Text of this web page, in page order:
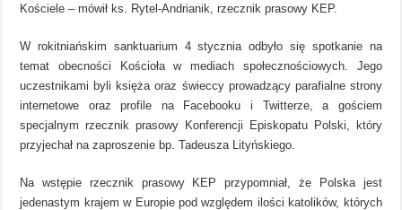
Kościele – mówił ks. Rytel-Andrianik, rzecznik prasowy KEP.
W rokitniańskim sanktuarium 4 stycznia odbyło się spotkanie na
temat obecności Kościoła w mediach społecznościowych. Jego
uczestnikami byli księża oraz świeccy prowadzący parafialne strony
internetowe oraz profile na Facebooku i Twitterze, a gościem
specjalnym rzecznik prasowy Konferencji Episkopatu Polski, który
przyjechał na zaproszenie bp. Tadeusza Lityńskiego.
Na wstępie rzecznik prasowy KEP przypomniał, że Polska jest
jedenastym krajem w Europie pod względem ilości katolików, których